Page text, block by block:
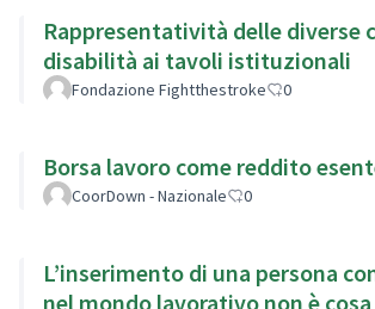
Rappresentatività delle diverse
disabilità ai tavoli istituzionali
Fondazione Fightthestroke 0
Borsa lavoro come reddito
CoorDown - Nazionale 0
L’inserimento di una persona
nel mondo lavorativo non è